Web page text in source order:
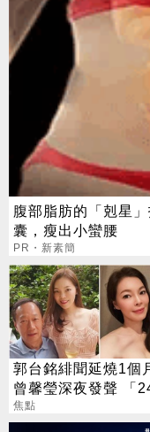
腹部脂肪的「剋星
囊，瘦出小蠻腰
PR・新素簡
郭台銘緋聞延燒1個
曾馨瑩深夜發聲 「
吐盡最心繫的事
焦點